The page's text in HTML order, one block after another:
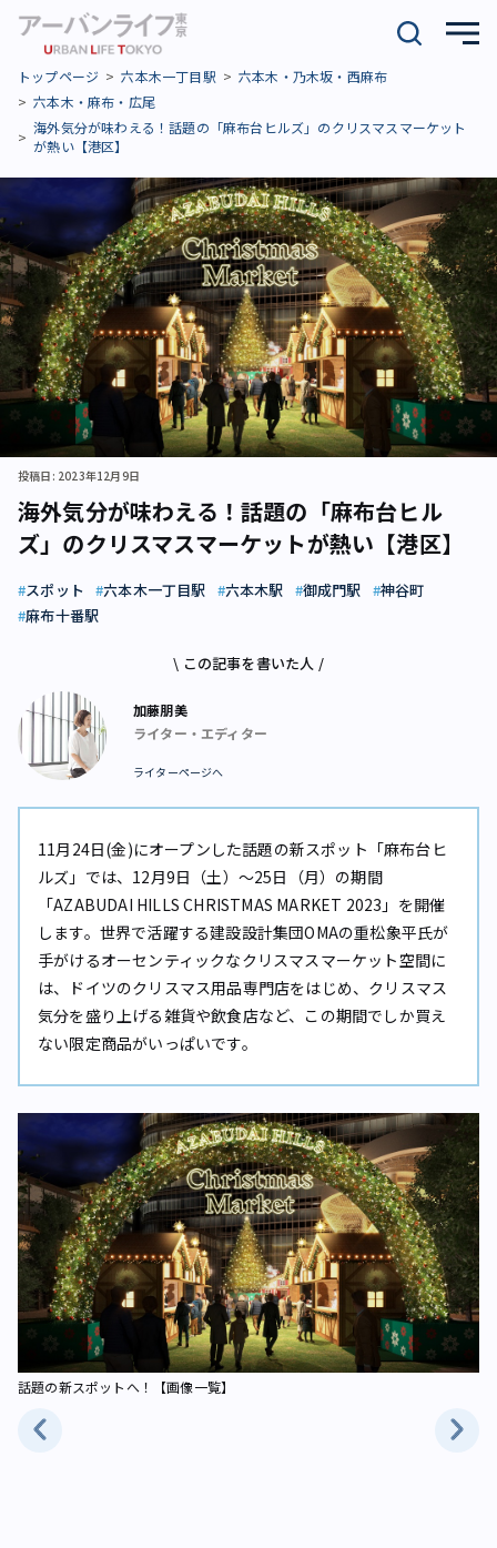
トップページ 六本木一丁目駅
六本木・乃木坂・西麻布
六本木・麻布・広尾
海外気分が味わえる！話題の「麻布台ヒルズ」のクリスマスマーケット
が熱い【港区】
海外気分が味わえる！話題の「麻布台ヒル
ズ」のクリスマスマーケットが熱い【港区】
投稿日: 2023年12月9日
スポット 六本木一丁目駅 六本木駅 御成門駅
神谷町
麻布十番駅
\ この記事を書いた人 /
加藤朋美
ライター・エディター
ライターページへ
11月24日(金)にオープンした話題の新スポット「麻布台ヒ
ルズ」では、12月9日（土）〜25日（月）の期間
「AZABUDAI HILLS CHRISTMAS MARKET 2023」を開催
します。世界で活躍する建設設計集団OMAの重松象平氏が
手がけるオーセンティックなクリスマスマーケット空間に
は、ドイツのクリスマス用品専門店をはじめ、クリスマス
気分を盛り上げる雑貨や飲食店など、この期間でしか買え
ない限定商品がいっぱいです。
話題の新スポットへ！【画像一覧】